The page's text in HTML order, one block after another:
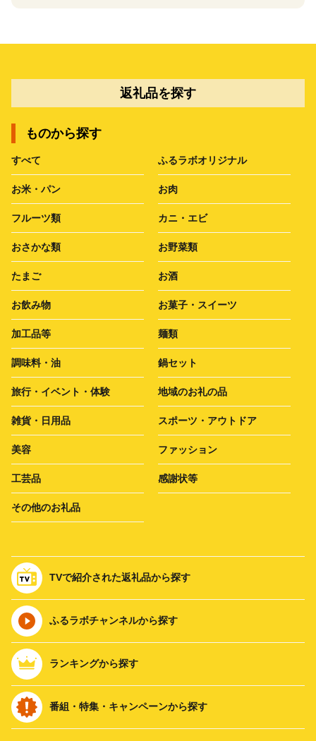
返礼品を探す
ものから探す
すべて ふるラボオリジナル
お米・パン お肉
フルーツ類 カニ・エビ
おさかな類 お野菜類
たまご お酒
お飲み物 お菓子・スイーツ
加工品等 麺類
調味料・油 鍋セット
旅行・イベント・体験 地域のお礼の品
雑貨・日用品 スポーツ・アウトドア
美容 ファッション
工芸品 感謝状等
その他のお礼品
TVで紹介された返礼品から探す
ふるラボチャンネルから探す
ランキングから探す
番組・特集・キャンペーンから探す